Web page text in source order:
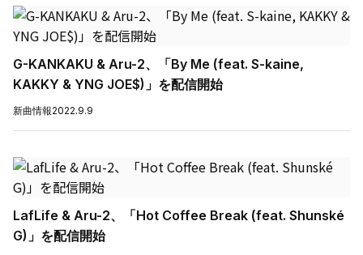
G-KANKAKU & Aru-2、「By Me (feat. S-kaine,
KAKKY & YNG JOE$)」を配信開始
新曲情報2022.9.9
LafLife & Aru-2、「Hot Coffee Break (feat. Shunské
G)」を配信開始